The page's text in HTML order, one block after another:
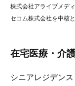
株式会社アライブメデ
セコム株式会社を中核
在宅医療・介
シニアレジデンス